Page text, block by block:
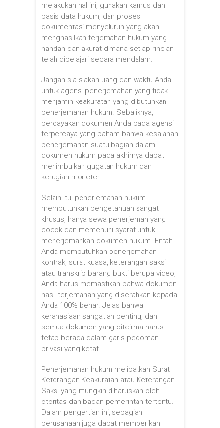
melakukan hal ini, gunakan kamus dan
basis data hukum, dan proses
dokumentasi menyeluruh yang akan
menghasilkan terjemahan hukum yang
handan dan akurat dimana setiap rincian
telah dipelajari secara mendalam.
Jangan sia-siakan uang dan waktu Anda
untuk agensi penerjemahan yang tidak
menjamin keakuratan yang dibutuhkan
penerjemahan hukum. Sebaliknya,
percayakan dokumen Anda pada agensi
terpercaya yang paham bahwa kesalahan
penerjemahan suatu bagian dalam
dokumen hukum pada akhirnya dapat
menimbulkan gugatan hukum dan
kerugian moneter.
Selain itu, penerjemahan hukum
membutuhkan pengetahuan sangat
khusus, hanya sewa penerjemah yang
cocok dan memenuhi syarat untuk
menerjemahkan dokumen hukum. Entah
Anda membutuhkan penerjemahan
kontrak, surat kuasa, keterangan saksi
atau transkrip barang bukti berupa video,
Anda harus memastikan bahwa dokumen
hasil terjemahan yang diserahkan kepada
Anda 100% benar. Jelas bahwa
kerahasiaan sangatlah penting, dan
semua dokumen yang diteirma harus
tetap berada dalam garis pedoman
privasi yang ketat.
Penerjemahan hukum melibatkan Surat
Keterangan Keakuratan atau Keterangan
Saksi yang mungkin diharuskan oleh
otoritas dan badan pemerintah tertentu.
Dalam pengertian ini, sebagian
perusahaan juga dapat memberikan